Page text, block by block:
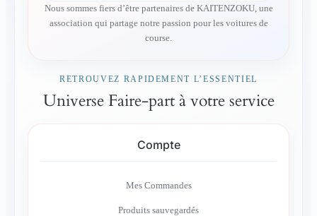
Nous sommes fiers d’être partenaires de KAITENZOKU, une
association qui partage notre passion pour les voitures de
course.
RETROUVEZ RAPIDEMENT L’ESSENTIEL
Universe Faire-part à votre service
Compte
Mes Commandes
Produits sauvegardés